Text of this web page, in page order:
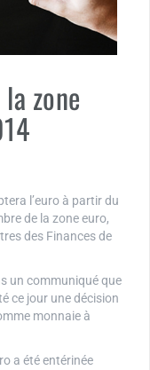
zone
l’euro à partir du
de la zone euro,
des Finances de
un communiqué que
ce jour une décision
monnaie à
a été entérinée